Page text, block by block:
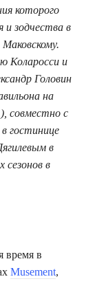
которого
и зодчества в
Коларосси и
Головин
на
совместно с
гостинице
в
сезонов в
время в
Musement,